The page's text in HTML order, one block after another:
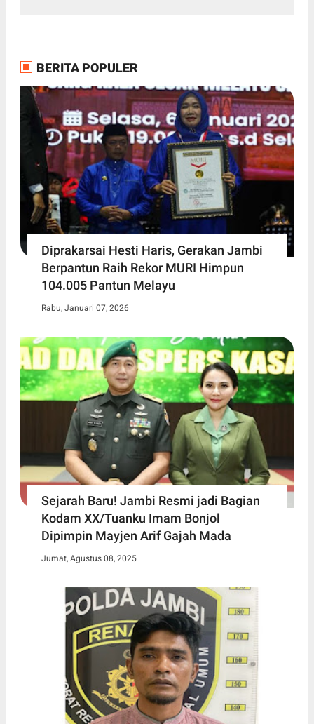
BERITA POPULER
Diprakarsai Hesti Haris, Gerakan Jambi
Berpantun Raih Rekor MURI Himpun
104.005 Pantun Melayu
Rabu, Januari 07, 2026
Sejarah Baru! Jambi Resmi jadi Bagian
Kodam XX/Tuanku Imam Bonjol
Dipimpin Mayjen Arif Gajah Mada
Jumat, Agustus 08, 2025